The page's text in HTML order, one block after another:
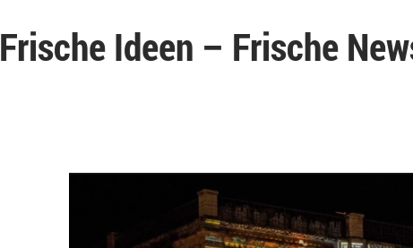
Frische Ideen – Frische